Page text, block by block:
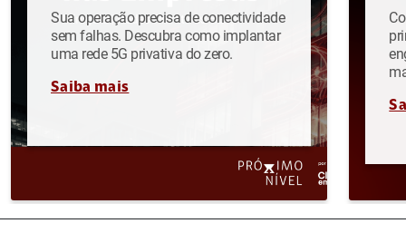
Sua operação precisa de conectividade
sem falhas. Descubra como implantar
uma rede 5G privativa do zero.
Saiba mais